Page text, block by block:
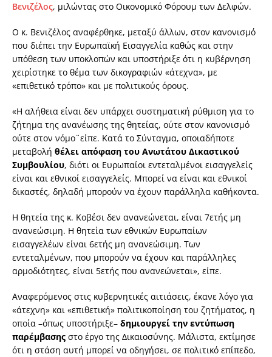
Βενιζέλος, μιλώντας στο Οικονομικό Φόρουμ των Δελφών.
Ο κ. Βενιζέλος αναφέρθηκε, μεταξύ άλλων, στον κανονισμό
που διέπει την Ευρωπαϊκή Εισαγγελία καθώς και στην
υπόθεση των υποκλοπών και υποστήριξε ότι η κυβέρνηση
χειρίστηκε το θέμα των δικογραφιών «άτεχνα», με
«επιθετικό τρόπο» και με πολιτικούς όρους.
«Η αλήθεια είναι δεν υπάρχει συστηματική ρύθμιση για το
ζήτημα της ανανέωσης της θητείας, ούτε στον κανονισμό
ούτε στον νόμο¨είπε. Κατά το Σύνταγμα, οποιαδήποτε
μεταβολή θέλει απόφαση του Ανωτάτου Δικαστικού
Συμβουλίου, διότι οι Ευρωπαίοι εντεταλμένοι εισαγγελείς
είναι και εθνικοί εισαγγελείς. Μπορεί να είναι και εθνικοί
δικαστές, δηλαδή μπορούν να έχουν παράλληλα καθήκοντα.
Η θητεία της κ. Κοβέσι δεν ανανεώνεται, είναι 7ετής μη
ανανεώσιμη. Η θητεία των εθνικών Ευρωπαίων
εισαγγελέων είναι 6ετής μη ανανεώσιμη. Των
εντεταλμένων, που μπορούν να έχουν και παράλληλες
αρμοδιότητες, είναι 5ετής που ανανεώνεται», είπε.
Αναφερόμενος στις κυβερνητικές αιτιάσεις, έκανε λόγο για
«άτεχνη» και «επιθετική» πολιτικοποίηση του ζητήματος, η
οποία –όπως υποστήριξε– δημιουργεί την εντύπωση
παρέμβασης στο έργο της Δικαιοσύνης. Μάλιστα, εκτίμησε
ότι η στάση αυτή μπορεί να οδηγήσει, σε πολιτικό επίπεδο,